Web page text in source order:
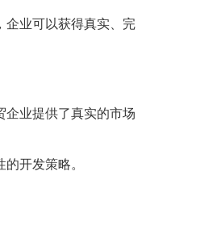
企业可以获得真实、完
企业提供了真实的市场
开发策略。